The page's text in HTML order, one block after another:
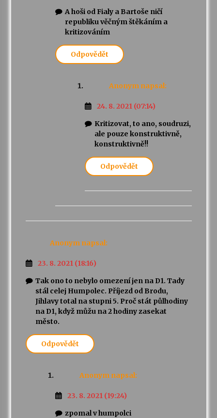
A hoši od Fialy a Bartoše ničí
republiku věčným štěkáním a
kritizováním
Odpovědět
Anonym napsal:
24. 8. 2021 (07:14)
Kritizovat, to ano, soudruzi,
ale pouze konstruktivně,
konstruktivně!!
Odpovědět
Anonym napsal:
23. 8. 2021 (18:16)
Tak ono to nebylo omezení jen na D1. Tady
stál celej Humpolec. Příjezd od Brodu,
Jihlavy total na stupni 5. Proč stát půlhodiny
na D1, když můžu na 2 hodiny zasekat
město.
Odpovědět
Anonym napsal:
23. 8. 2021 (19:24)
zpomal v humpolci